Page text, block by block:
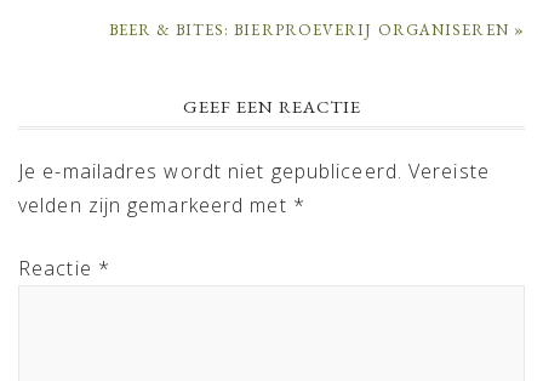
NEXT
BEER & BITES: BIERPROEVERIJ ORGANISEREN »
INTERACTIONS
GEEF EEN REACTIE
Je e-mailadres wordt niet gepubliceerd. Vereiste
velden zijn gemarkeerd met *
Reactie *